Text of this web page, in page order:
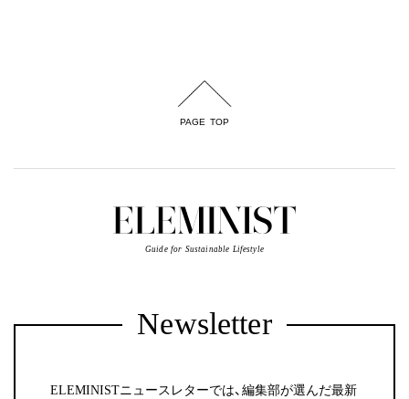
PAGE TOP
Guide for Sustainable Lifestyle
Newsletter
ELEMINISTニュースレターでは、編集部が選んだ最新